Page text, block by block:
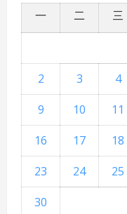
一 二 三
2
3 4
9
10 11
16
17 18
23
24 25
30